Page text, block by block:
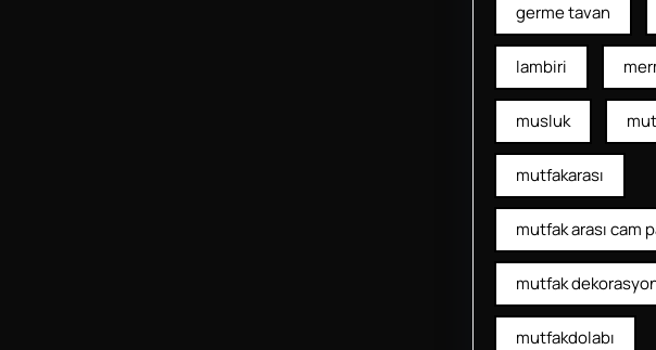
germe tavan
lambiri
musluk
mutfakarası
mutfak arası cam
mutfak
mutfakdolabı